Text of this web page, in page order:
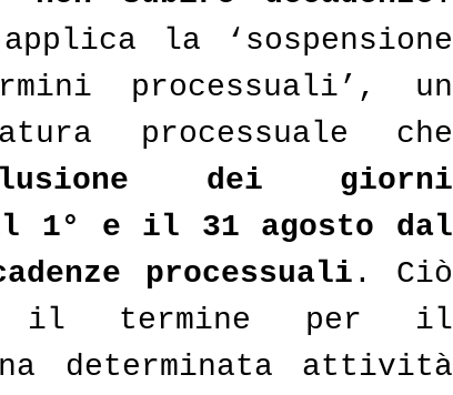
la ‘sospensione
processuali’, un
processuale che
dei giorni
1° e il 31 agosto dal
processuali . Ciò
il termine per il
determinata attività